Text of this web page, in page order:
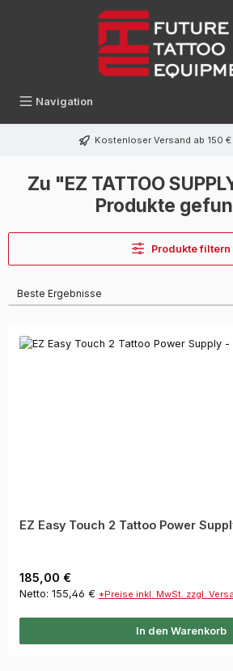
Navigation
Kostenloser Versand ab 150
Zu "EZ TATTOO
Produkte
Produkte filtern
EZ Easy Touch 2 Tattoo Power
Regulärer Preis:
185,00 €
Netto: 155,46 € *Preise inkl. MwSt. zzgl.
In den Warenkorb